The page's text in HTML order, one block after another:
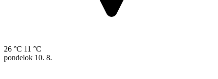
26 °C 11 °C
pondelok 10. 8.